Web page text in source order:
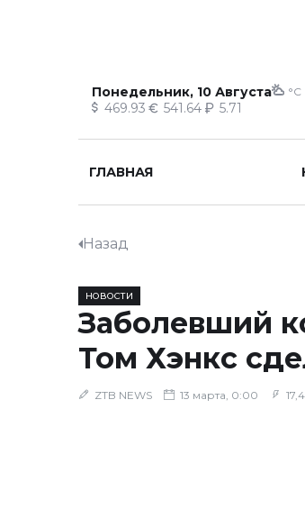
Понедельник, 10 Августа °C
469.93 541.64 5.71
ГЛАВНАЯ
Назад
НОВОСТИ
Заболевший
Том Хэнкс
ZTB NEWS 13 марта, 0:00